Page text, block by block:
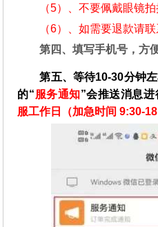
（5）、不要佩戴眼镜拍
（6）、如需要退款请联
第四、填写手机号，方
第五、等待10-30分钟
的“服务通知”会推送消息进
服工作日（加急时间 9:30-